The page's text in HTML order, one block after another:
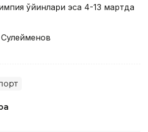
ўйинлари эса 4-13 мартда